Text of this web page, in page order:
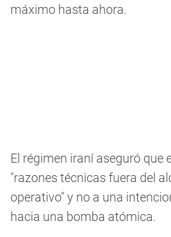
máximo hasta ahora.
El régimen iraní aseguró que
"razones técnicas fuera del
operativo" y no a una
hacia una bomba atómica.